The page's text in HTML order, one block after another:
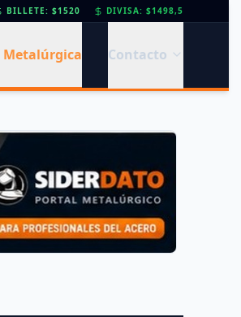
el sector al aniversario 78 del legado de Savio
BILLETE: $1520 DIVISA: $1498,5
Metalúrgica Contacto